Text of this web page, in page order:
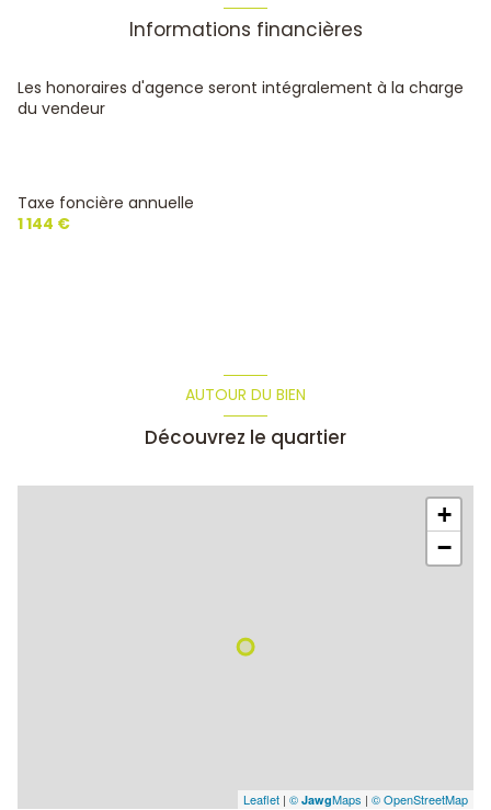
Informations financières
Les honoraires d'agence seront intégralement à la charge
du vendeur
Taxe foncière annuelle
1 144 €
AUTOUR DU BIEN
Découvrez le quartier
+
−
Leaflet | © JawgMaps | © OpenStreetMap